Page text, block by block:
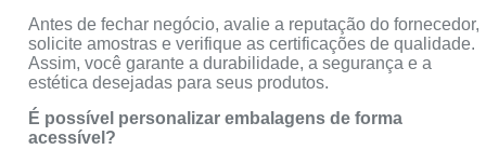
Antes de fechar negócio, avalie a reputação do fornecedor,
solicite amostras e verifique as certificações de qualidade.
Assim, você garante a durabilidade, a segurança e a
estética desejadas para seus produtos.
É possível personalizar embalagens de forma
acessível?